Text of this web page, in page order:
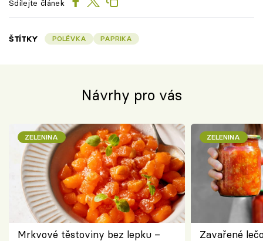
Sdílejte článek
ŠTÍTKY POLÉVKA PAPRIKA
Návrhy pro vás
ZELENINA
Mrkvové těstoviny bez lepku –
ZELENINA
Zavařené